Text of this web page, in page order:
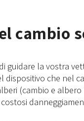
cambio
guidare la vostra
dispositivo che nel
(cambio e